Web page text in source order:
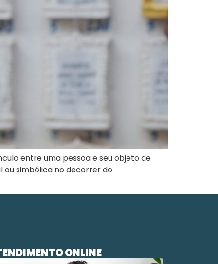
entre uma pessoa e seu objeto de
ou simbólica no decorrer do
ONLINE